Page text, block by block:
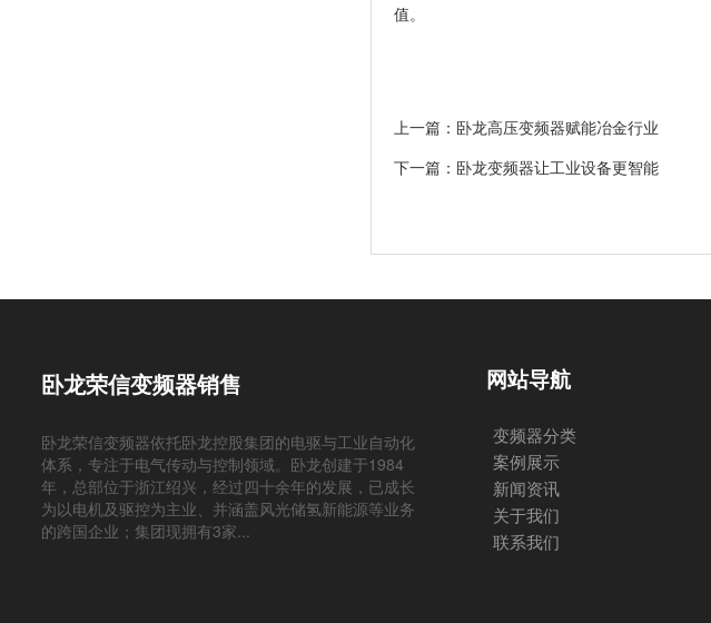
值。
上一篇： 卧龙高压变频器赋能冶金行业
下一篇： 卧龙变频器让工业设备更智能
卧龙荣信变频器销售
卧龙荣信变频器依托卧龙控股集团的电驱与工业自动化
体系，专注于电气传动与控制领域。卧龙创建于1984
年，总部位于浙江绍兴，经过四十余年的发展，已成长
为以电机及驱控为主业、并涵盖风光储氢新能源等业务
的跨国企业；集团现拥有3家...
网站导航
变频器分类
案例展示
新闻资讯
关于我们
联系我们